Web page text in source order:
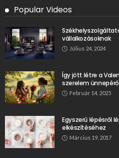
Popular Videos
vállalkozásoknak
Július 24, 2024
Így jött létre a
szerelem
Február 14, 2025
Egyszerű lépésről
elkészítéséhez
Március 19, 2017